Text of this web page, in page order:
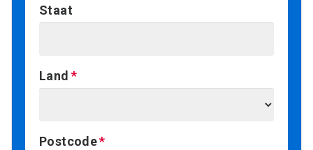
Staat
Land
Postcode